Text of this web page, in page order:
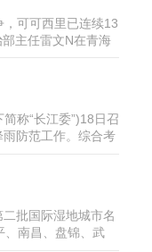
可可西里已连续13
主任雷文N在青海
平均海拔4600米，
称“长江委”)18日召
防范工作。综合考
阳湖水系抚河、赣
批国际湿地城市名
、南昌、盘锦、武